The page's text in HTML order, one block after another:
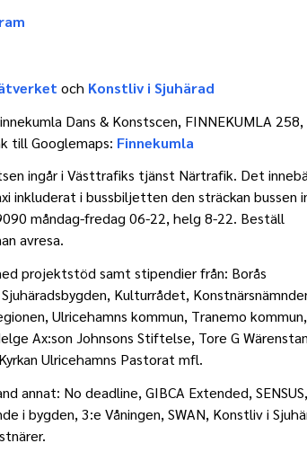
och Konstliv i Sjuhärad
Dans & Konstscen, FINNEKUMLA 258,
till Googlemaps: Finnekumla
ingår i Västtrafiks tjänst Närtrafik. Det
inkluderat i bussbiljetten den sträckan bussen
måndag-fredag 06-22, helg 8-22. Beställ
avresa.
projektstöd samt stipendier från: Borås
Kulturrådet,
Ulricehamns kommun, Tranemo kommun,
Ax:son Johnsons Stiftelse, Tore G
Ulricehamns Pastorat mfl.
annat: No deadline, GIBCA Extended, SENSUS,
i bygden, 3:e Våningen, SWAN, Konstliv i